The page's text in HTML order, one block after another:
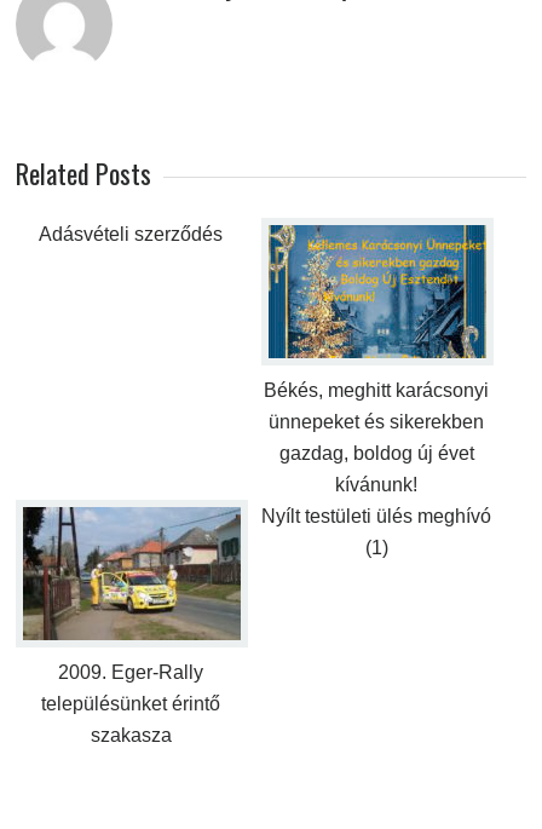
Related Posts
Adásvételi szerződés
Békés, meghitt karácsonyi
ünnepeket és sikerekben
gazdag, boldog új évet
kívánunk!
2009. Eger-Rally
településünket érintő
szakasza
Nyílt testületi ülés meghívó
(1)